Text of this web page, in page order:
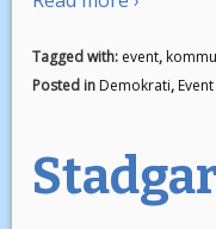
Tagged with: event,
Posted in Demokrati, Event